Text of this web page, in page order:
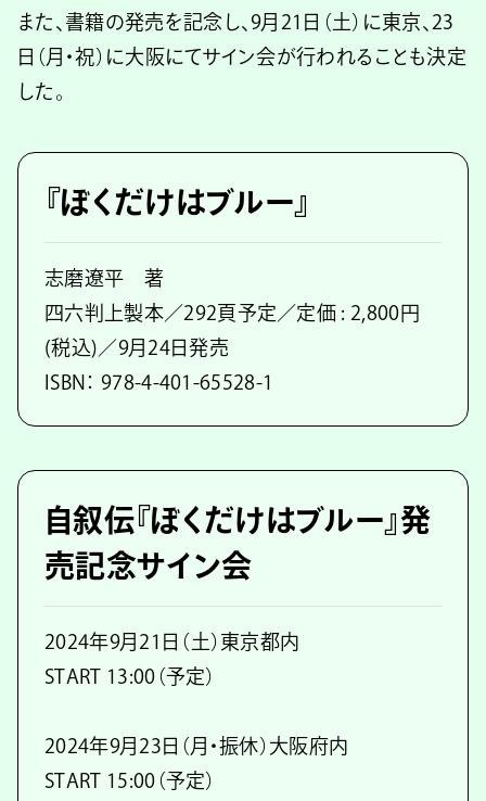
また、書籍の発売を記念し、9月21日（土）に東京、23
日（月・祝）に大阪にてサイン会が行われることも決定
した。
『ぼくだけはブルー』
志磨遼平 著
四六判上製本／292頁予定／定価 : 2,800円
(税込)／9月24日発売
ISBN： 978-4-401-65528-1
自叙伝『ぼくだけはブルー』発
売記念サイン会
2024年9月21日（土）東京都内
START 13:00（予定）
2024年9月23日（月・振休）大阪府内
START 15:00（予定）